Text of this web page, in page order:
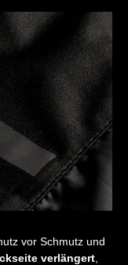
vor Schmutz und
verlängert